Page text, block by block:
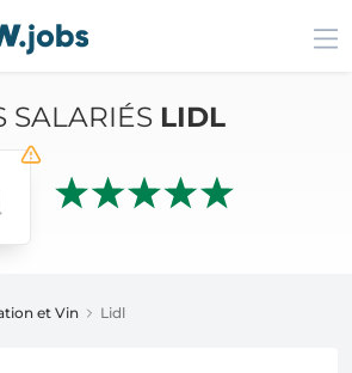
SALARIÉS LIDL
et Vin Lidl